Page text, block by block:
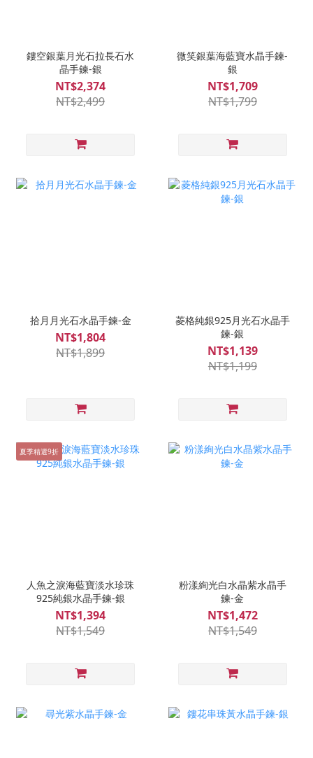
鏤空銀葉月光石拉長石水
晶手鍊-銀
NT$2,374
NT$2,499
微笑銀葉海藍寶水晶手鍊-
銀
NT$1,709
NT$1,799
拾月月光石水晶手鍊-金
NT$1,804
NT$1,899
菱格純銀925月光石水晶手
鍊-銀
NT$1,139
NT$1,199
夏季精選9折
人魚之淚海藍寶淡水珍珠
925純銀水晶手鍊-銀
NT$1,394
NT$1,549
粉漾絢光白水晶紫水晶手
鍊-金
NT$1,472
NT$1,549